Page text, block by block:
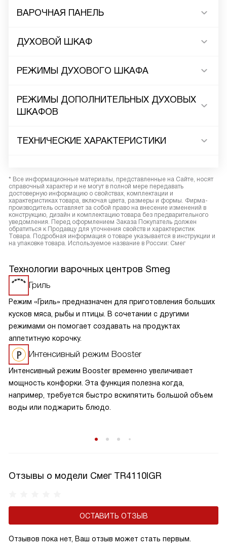
ВАРОЧНАЯ ПАНЕЛЬ
ДУХОВОЙ ШКАФ
РЕЖИМЫ ДУХОВОГО ШКАФА
РЕЖИМЫ ДОПОЛНИТЕЛЬНЫХ ДУХОВЫХ
ШКАФОВ
ТЕХНИЧЕСКИЕ ХАРАКТЕРИСТИКИ
* Все информационные материалы, представленные на Сайте, носят
справочный характер и не могут в полной мере передавать
достоверную информацию о свойствах, комплектации и
характеристиках товара, включая цвета, размеры и формы. Фирма-
производитель оставляет за собой право на внесение изменений в
конструкцию, дизайн и комплектацию товара без предварительного
уведомления. Перед оформлением Заказа Покупатель должен
обратиться к Продавцу для уточнения свойств и характеристик
Товара. Подробная информация о товаре указывается в инструкции и
на упаковке товара. Используемое название в России: Смег
Технологии варочных центров Smeg
Гриль
Режим «Гриль» предназначен для приготовления больших
кусков мяса, рыбы и птицы. В сочетании с другими
режимами он помогает создавать на продуктах
аппетитную корочку.
Интенсивный режим Booster
Интенсивный режим Booster временно увеличивает
мощность конфорки. Эта функция полезна когда,
например, требуется быстро вскипятить большой объем
воды или поджарить блюдо.
Отзывы о модели Смег TR4110IGR
ОСТАВИТЬ ОТЗЫВ
Отзывов пока нет, Ваш отзыв может стать первым.